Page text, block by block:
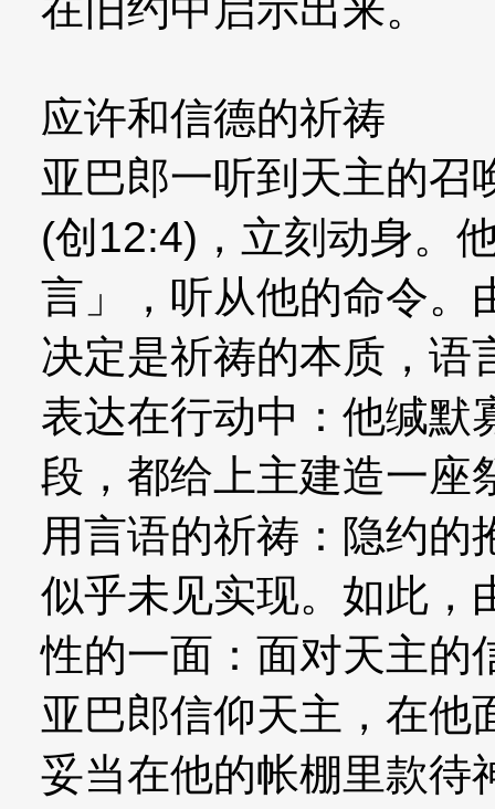
应许和信德的祈祷
亚巴郎一听到天主的召
(创12:4)，立刻动身。
言」，听从他的命令。
决定是祈祷的本质，语
表达在行动中：他缄默
段，都给上主建造一座
用言语的祈祷：隐约的
似乎未见实现。如此，
性的一面：面对天主的
亚巴郎信仰天主，在他
妥当在他的帐棚里款待